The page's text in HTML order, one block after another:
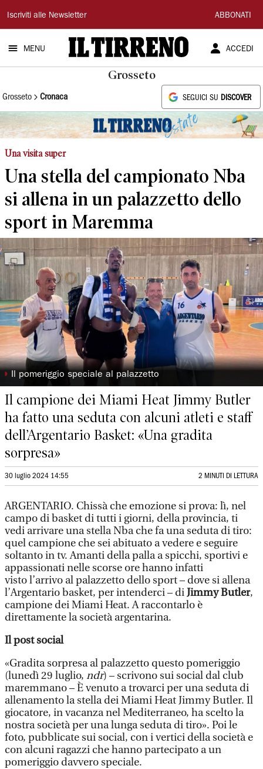
Il
Tirreno
Iscriviti alle Newsletter ABBONATI
MENU ACCEDI
Grosseto
Grosseto Cronaca SEGUICI SU DISCOVER
Una visita super
Una stella del campionato Nba
si allena in un palazzetto dello
sport in Maremma
◗ Il pomeriggio speciale al palazzetto
Il campione dei Miami Heat Jimmy Butler
ha fatto una seduta con alcuni atleti e staff
dell’Argentario Basket: «Una gradita
sorpresa»
30 luglio 2024 14:55 2 MINUTI DI LETTURA
ARGENTARIO. Chissà che emozione si prova: lì, nel
campo di basket di tutti i giorni, della provincia, ti
vedi arrivare una stella Nba che fa una seduta di tiro:
quel campione che sei abituato a vedere e seguire
soltanto in tv. Amanti della palla a spicchi, sportivi e
appassionati nelle scorse ore hanno infatti
visto l’arrivo al palazzetto dello sport – dove si allena
l’Argentario basket, per intenderci – diJimmy Butler,
campione dei Miami Heat. A raccontarlo è
direttamente la società argentarina.
Il post social
«Gradita sorpresa al palazzetto questo pomeriggio
(lunedì 29 luglio, ndr) – scrivono sui social dal club
maremmano – È venuto a trovarci per una seduta di
allenamento la stella dei Miami Heat Jimmy Butler. Il
giocatore, in vacanza nel Mediterraneo, ha scelto la
nostra società per una lunga seduta di tiro». Poi le
foto, pubblicate sui social, con i vertici della società e
con alcuni ragazzi che hanno partecipato a un
pomeriggio davvero speciale.